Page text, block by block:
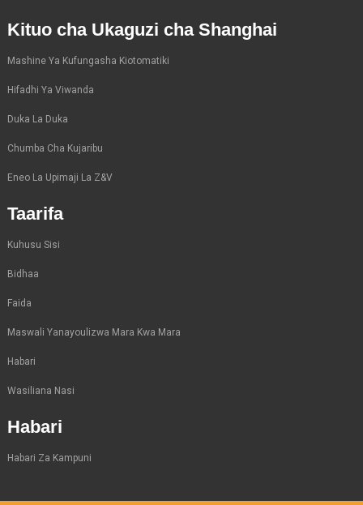
Kituo cha Ukaguzi cha Shanghai
Mashine Ya Kufungasha Kiotomatiki
Hifadhi Ya Viwanda
Duka La Duka
Chumba Cha Kujaribu
Eneo La Upimaji La Z&V
Taarifa
Kuhusu Sisi
Bidhaa
Faida
Maswali Yanayoulizwa Mara Kwa Mara
Habari
Wasiliana Nasi
Habari
Habari Za Kampuni